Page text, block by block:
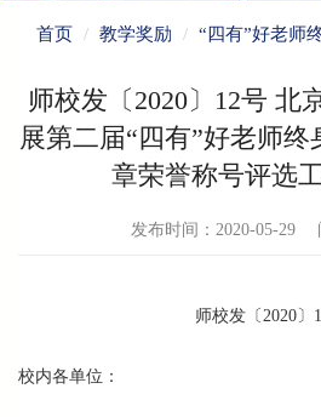
首页 教学奖励 “四有”好老师
师校发〔2020〕12号 北
展第二届“四有”好老师
章荣誉称号评选
发布时间：2020-05-29
师校发〔2020〕
校内各单位：